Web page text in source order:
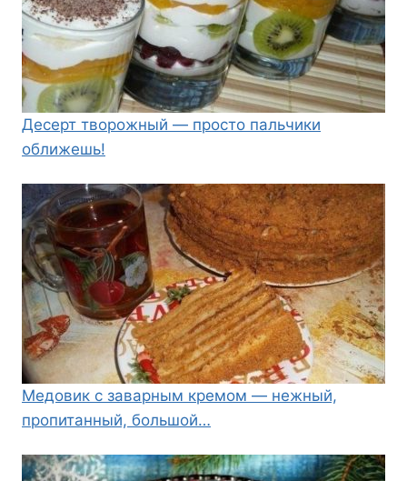
Десерт творожный — просто пальчики
оближешь!
Медовик с заварным кремом — нежный,
пропитанный, большой…